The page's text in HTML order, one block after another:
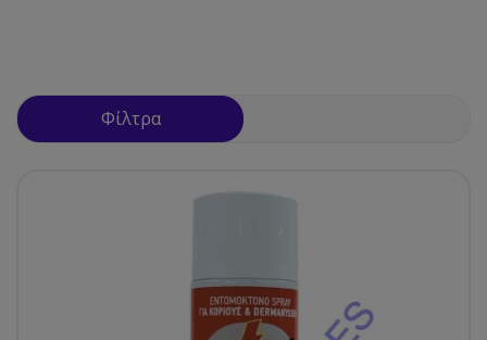
Φίλτρα